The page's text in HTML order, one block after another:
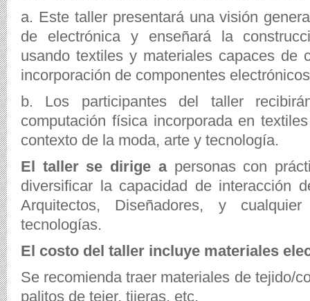
a. Este taller presentará una visión
de electrónica y enseñará la
usando textiles y materiales capaces de
incorporación de componentes
b. Los participantes del taller
computación física incorporada en
contexto de la moda, arte y tecnología.
El taller se dirige apersonas con
diversificar la capacidad de interacción
Arquitectos, Diseñadores, y
tecnologías.
El costo del taller incluye materiales
Se recomienda traer materiales de tejido/
palitos de tejer, tijeras, etc.